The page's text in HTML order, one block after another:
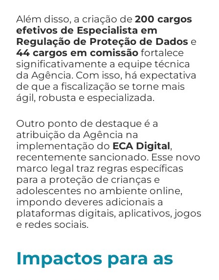
Além disso, a criação de 200 cargos
efetivos de Especialista em
Regulação de Proteção de Dados e
44 cargos em comissão fortalece
significativamente a equipe técnica
da Agência. Com isso, há expectativa
de que a fiscalização se torne mais
ágil, robusta e especializada.
Outro ponto de destaque é a
atribuição da Agência na
implementação do ECA Digital,
recentemente sancionado. Esse novo
marco legal traz regras específicas
para a proteção de crianças e
adolescentes no ambiente online,
impondo deveres adicionais a
plataformas digitais, aplicativos, jogos
e redes sociais.
Impactos para as